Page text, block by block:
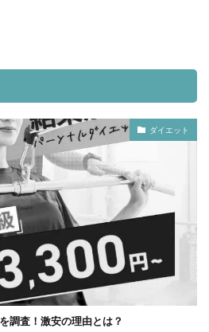
ダイエット
調査！激安の理由とは？